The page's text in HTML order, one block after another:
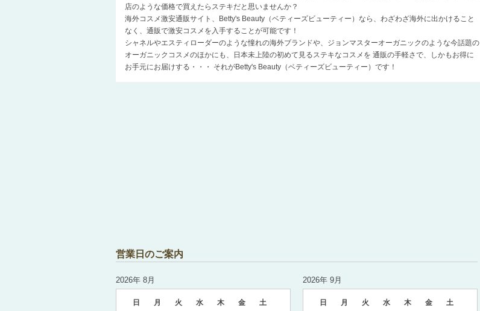
店のような価格で買えたらステキだと思いませんか？
海外コスメ激安通販サイト、Betty's Beauty（ベティーズビューティー）なら、わざわざ海外に出かけること
なく、通販で激安コスメを入手することが可能です！
シャネルやエスティローダーのような憧れの海外ブランドや、ジョンマスターオーガニックのような今話題の
オーガニックコスメのほかにも、日本未上陸の初めて見るステキなコスメを 通販の手軽さで、しかもお得に
お手元にお届けする・・・ それがBetty's Beauty（ベティーズビューティー）です！
営業日のご案内
2026年 8月
日 月 火 水 木 金 土
2026年 9月
日 月 火 水 木 金 土